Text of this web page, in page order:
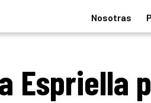
Nosotras
Espriella